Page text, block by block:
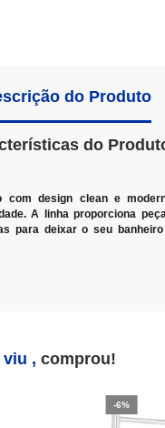
do Produto
do
design clean e
A linha proporciona
para deixar o seu
viu , comprou!
-6%